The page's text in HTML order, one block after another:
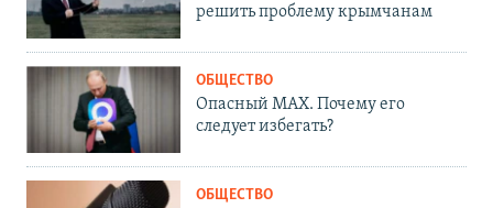
решить проблему крымчанам
ОБЩЕСТВО
Опасный MAX. Почему его
следует избегать?
ОБЩЕСТВО